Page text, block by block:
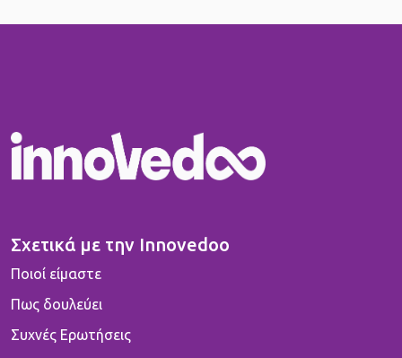
Σχετικά με την Innovedoo
Ποιοί είμαστε
Πως δουλεύει
Συχνές Ερωτήσεις